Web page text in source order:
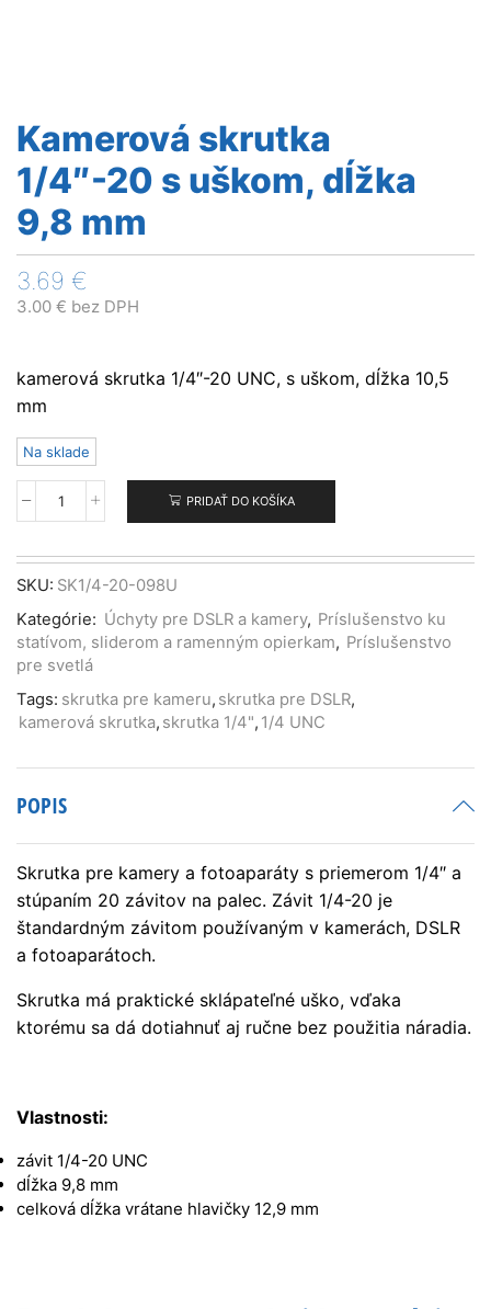
Kamerová skrutka
1/4″-20 s uškom, dĺžka
9,8 mm
3.69 €
3.00 € bez DPH
kamerová skrutka 1/4″-20 UNC, s uškom, dĺžka 10,5
mm
Na sklade
množstvo
skrutka
1/4"-20
uškom,
dĺžka
9,8
mm
PRIDAŤ DO KOŠÍKA
SKU: SK1/4-20-098U
Kategórie: Úchyty pre DSLR a kamery, Príslušenstvo ku
statívom, sliderom a ramenným opierkam, Príslušenstvo
pre svetlá
Tags: skrutka pre kameru, skrutka pre DSLR,
kamerová skrutka, skrutka 1/4", 1/4 UNC
POPIS
Skrutka pre kamery a fotoaparáty s priemerom 1/4″ a
stúpaním 20 závitov na palec. Závit 1/4-20 je
štandardným závitom používaným v kamerách, DSLR
a fotoaparátoch.
Skrutka má praktické sklápateľné uško, vďaka
ktorému sa dá dotiahnuť aj ručne bez použitia náradia.
Vlastnosti:
závit 1/4-20 UNC
dĺžka 9,8 mm
celková dĺžka vrátane hlavičky 12,9 mm